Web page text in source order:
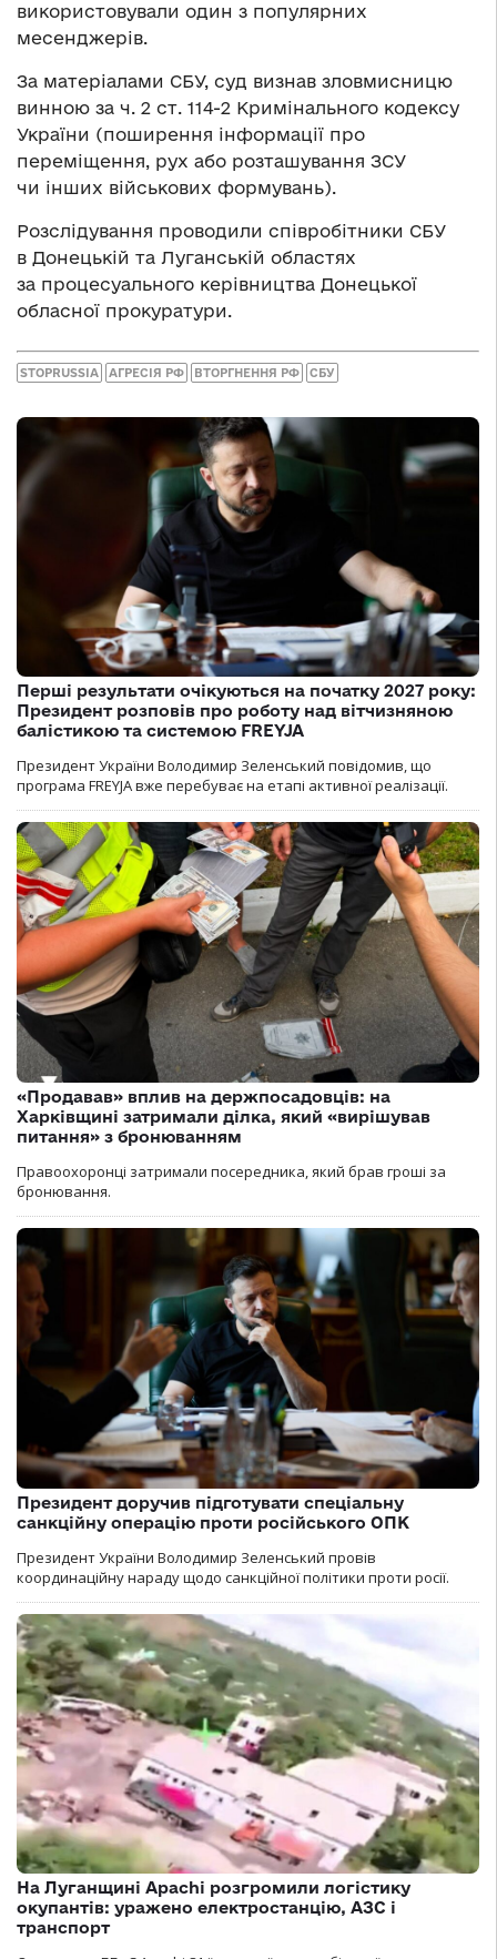
використовували один з популярних
месенджерів.
За матеріалами СБУ, суд визнав зловмисницю
винною за ч. 2 ст. 114-2 Кримінального кодексу
України (поширення інформації про
переміщення, рух або розташування ЗСУ
чи інших військових формувань).
Розслідування проводили співробітники СБУ
в Донецькій та Луганській областях
за процесуального керівництва Донецької
обласної прокуратури.
STOPRUSSIA АГРЕСІЯ РФ ВТОРГНЕННЯ РФ СБУ
Перші результати очікуються на початку 2027 року:
Президент розповів про роботу над вітчизняною
балістикою та системою FREYJA
Президент України Володимир Зеленський повідомив, що
програма FREYJA вже перебуває на етапі активної реалізації.
«Продавав» вплив на держпосадовців: на
Харківщині затримали ділка, який «вирішував
питання» з бронюванням
Правоохоронці затримали посередника, який брав гроші за
бронювання.
Президент доручив підготувати спеціальну
санкційну операцію проти російського ОПК
Президент України Володимир Зеленський провів
координаційну нараду щодо санкційної політики проти росії.
На Луганщині Apachi розгромили логістику
окупантів: уражено електростанцію, АЗС і
транспорт